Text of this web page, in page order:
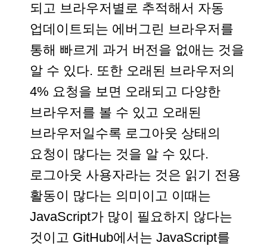
되고 브라우저별로 추적해서 자동
업데이트되는 에버그린 브라우저를
통해 빠르게 과거 버전을 없애는 것을
알 수 있다. 또한 오래된 브라우저의
4% 요청을 보면 오래되고 다양한
브라우저를 볼 수 있고 오래된
브라우저일수록 로그아웃 상태의
요청이 많다는 것을 알 수 있다.
로그아웃 사용자라는 것은 읽기 전용
활동이 많다는 의미이고 이때는
JavaScript가 많이 필요하지 않다는
것이고 GitHub에서는 JavaScript를